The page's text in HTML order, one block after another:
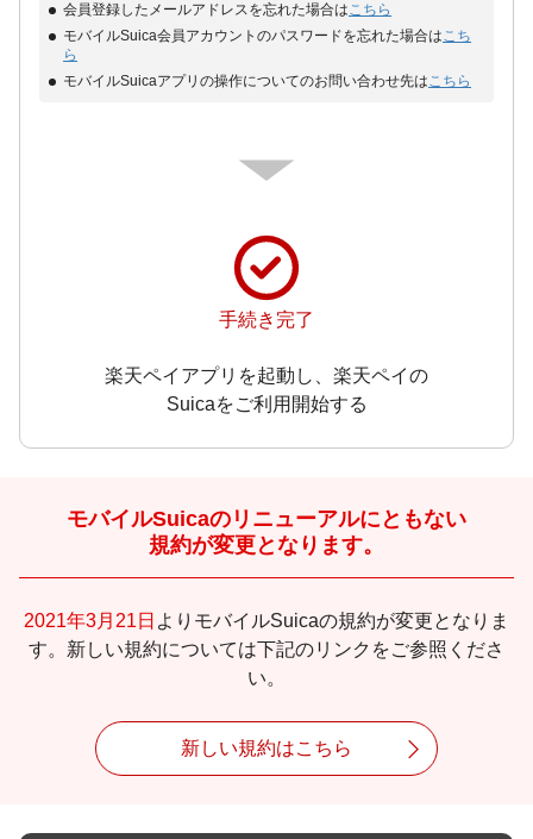
会員登録したメールアドレスを忘れた場合はこちら
モバイルSuica会員アカウントのパスワードを忘れた場合はこち
ら
モバイルSuicaアプリの操作についてのお問い合わせ先はこちら
手続き完了
楽天ペイアプリを起動し、楽天ペイの
Suicaをご利用開始する
モバイルSuicaのリニューアルにともない
規約が変更となります。
2021年3月21日 よりモバイルSuicaの規約が変更となりま
す。新しい規約については下記のリンクをご参照くださ
い。
新しい規約はこちら